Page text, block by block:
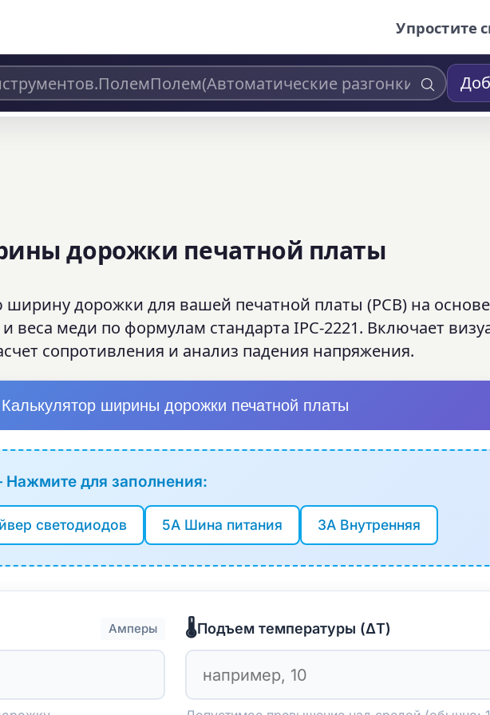
Упростите
дорожки печатной платы
дорожки для вашей печатной платы (PCB) на
веса меди по формулам стандарта IPC-2221. Включает
сопротивления и анализ падения напряжения.
Калькулятор ширины дорожки печатной платы
для заполнения:
светодиодов 5A Шина питания 3A Внутренняя
Амперы 🌡️Подъем температуры (ΔT)